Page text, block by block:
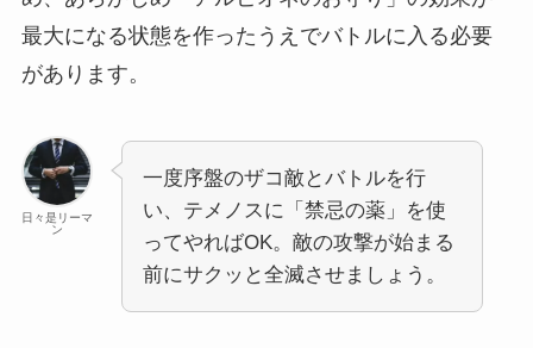
最大になる状態を作ったうえでバトルに入る必要
があります。
日々是リーマ
ン
一度序盤のザコ敵とバトルを行
い、テメノスに「禁忌の薬」を使
ってやればOK。敵の攻撃が始まる
前にサクッと全滅させましょう。